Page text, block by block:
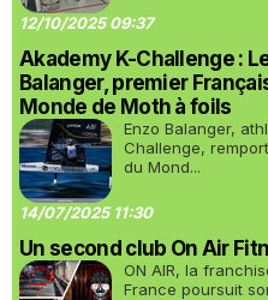
12/10/2025 09:37
Akademy K-Challenge :
Balanger, premier
Monde de Moth à foils
Enzo Balanger,
Challenge,
du Mond...
14/07/2025 11:30
Un second club On Air
ON AIR, la
France poursuit